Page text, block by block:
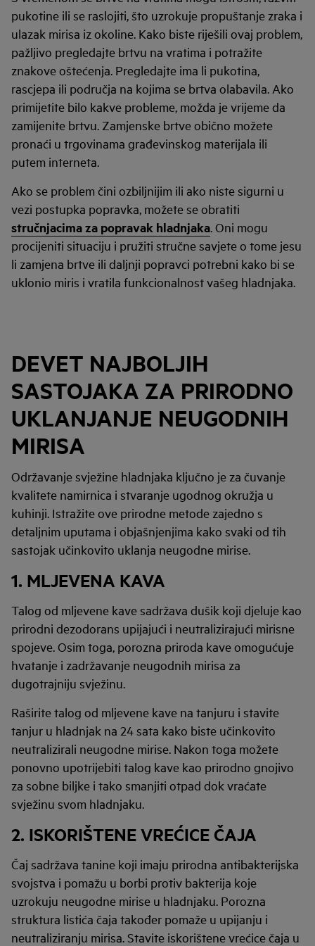
pukotine ili se raslojiti, što uzrokuje propuštanje zraka i
ulazak mirisa iz okoline. Kako biste riješili ovaj problem,
pažljivo pregledajte brtvu na vratima i potražite
znakove oštećenja. Pregledajte ima li pukotina,
rascjepa ili područja na kojima se brtva olabavila. Ako
primijetite bilo kakve probleme, možda je vrijeme da
zamijenite brtvu. Zamjenske brtve obično možete
pronaći u trgovinama građevinskog materijala ili
putem interneta.
Ako se problem čini ozbiljnijim ili ako niste sigurni u
vezi postupka popravka, možete se obratiti
stručnjacima za popravak hladnjaka. Oni mogu
procijeniti situaciju i pružiti stručne savjete o tome jesu
li zamjena brtve ili daljnji popravci potrebni kako bi se
uklonio miris i vratila funkcionalnost vašeg hladnjaka.
DEVET NAJBOLJIH
SASTOJAKA ZA PRIRODNO
UKLANJANJE NEUGODNIH
MIRISA
Održavanje svježine hladnjaka ključno je za čuvanje
kvalitete namirnica i stvaranje ugodnog okružja u
kuhinji. Istražite ove prirodne metode zajedno s
detaljnim uputama i objašnjenjima kako svaki od tih
sastojak učinkovito uklanja neugodne mirise.
1. MLJEVENA KAVA
Talog od mljevene kave sadržava dušik koji djeluje kao
prirodni dezodorans upijajući i neutralizirajući mirisne
spojeve. Osim toga, porozna priroda kave omogućuje
hvatanje i zadržavanje neugodnih mirisa za
dugotrajniju svježinu.
Raširite talog od mljevene kave na tanjuru i stavite
tanjur u hladnjak na 24 sata kako biste učinkovito
neutralizirali neugodne mirise. Nakon toga možete
ponovno upotrijebiti talog kave kao prirodno gnojivo
za sobne biljke i tako smanjiti otpad dok vraćate
svježinu svom hladnjaku.
2. ISKORIŠTENE VREĆICE ČAJA
Čaj sadržava tanine koji imaju prirodna antibakterijska
svojstva i pomažu u borbi protiv bakterija koje
uzrokuju neugodne mirise u hladnjaku. Porozna
struktura listića čaja također pomaže u upijanju i
neutraliziranju mirisa. Stavite iskorištene vrećice čaja u